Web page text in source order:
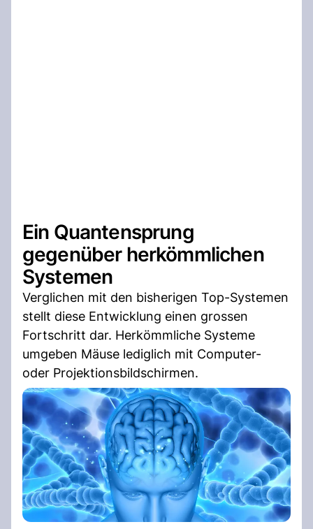
Ein Quantensprung
gegenüber herkömmlichen
Systemen
Verglichen mit den bisherigen Top-Systemen
stellt diese Entwicklung einen grossen
Fortschritt dar. Herkömmliche Systeme
umgeben Mäuse lediglich mit Computer-
oder Projektionsbildschirmen.